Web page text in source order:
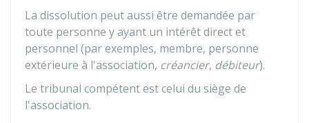
La dissolution peut aussi être demandée par
toute personne y ayant un intérêt direct et
personnel (par exemples, membre, personne
extérieure à l'association, créancier, débiteur).
Le tribunal compétent est celui du siège de
l'association.